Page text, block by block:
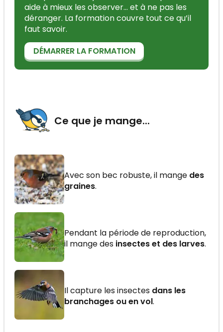
aide à mieux les observer... et à ne pas les
déranger. La formation couvre tout ce qu’il
faut savoir.
DÉMARRER LA FORMATION
Ce que je mange...
Avec son bec robuste, il mange des
graines.
Pendant la période de reproduction,
il mange des insectes et des larves.
Il capture les insectes dans les
branchages ou en vol.